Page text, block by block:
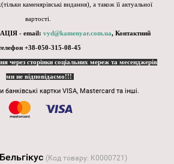
каменярівські видання), а також її актуальної
вартості.
- email: vyd@kamenyar.com.ua, Контактний
+38-050-315-08-45
через сторінки соціальних мереж та месенджерів
ми не відповідаємо!!!
картки VISA, Mastercard та інші.
(Код товару: K0000721 )